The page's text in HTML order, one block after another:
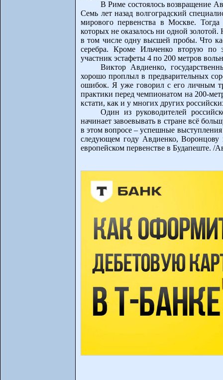
В Риме состоялось возвращение
Семь лет назад волгоградский
мирового первенства в Москве.
которых не оказалось ни одной
в том числе одну высшей пробы. Что
серебра. Кроме Ильченко вторую по
участник эстафеты 4 по 200 метров
Виктор Авдиенко,
хорошо проплыл в предварительных
ошибок. Я уже говорил с его личным
практики перед чемпионатом на 200-
кстати, как и у многих других
Один из руководителей
начинает завоевывать в стране всё
в этом вопросе – успешные
следующем году Авдиенко, Воронцову
европейском первенстве в Будапеште. /